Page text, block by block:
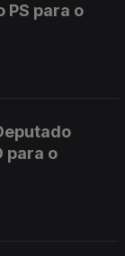
PS para o
para o